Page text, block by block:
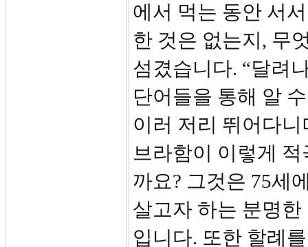
에서 먹는 동안 서
한 것은 없는지, 무
섬겼습니다. “달려
단어들을 통해 알
이러 저리 뛰어다
브라함이 이렇게
까요? 그것은 75세
살고자 하는 분명
입니다. 또한 할례